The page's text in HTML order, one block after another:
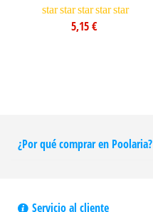
star star star star star
5,15 €
¿Por qué comprar en Poolaria?
Servicio al cliente